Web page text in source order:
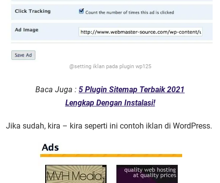
@setting iklan pada plugin wp125
Baca Juga : 5 Plugin Sitemap Terbaik 2021
Lengkap Dengan Instalasi!
Jika sudah, kira – kira seperti ini contoh iklan di WordPress.